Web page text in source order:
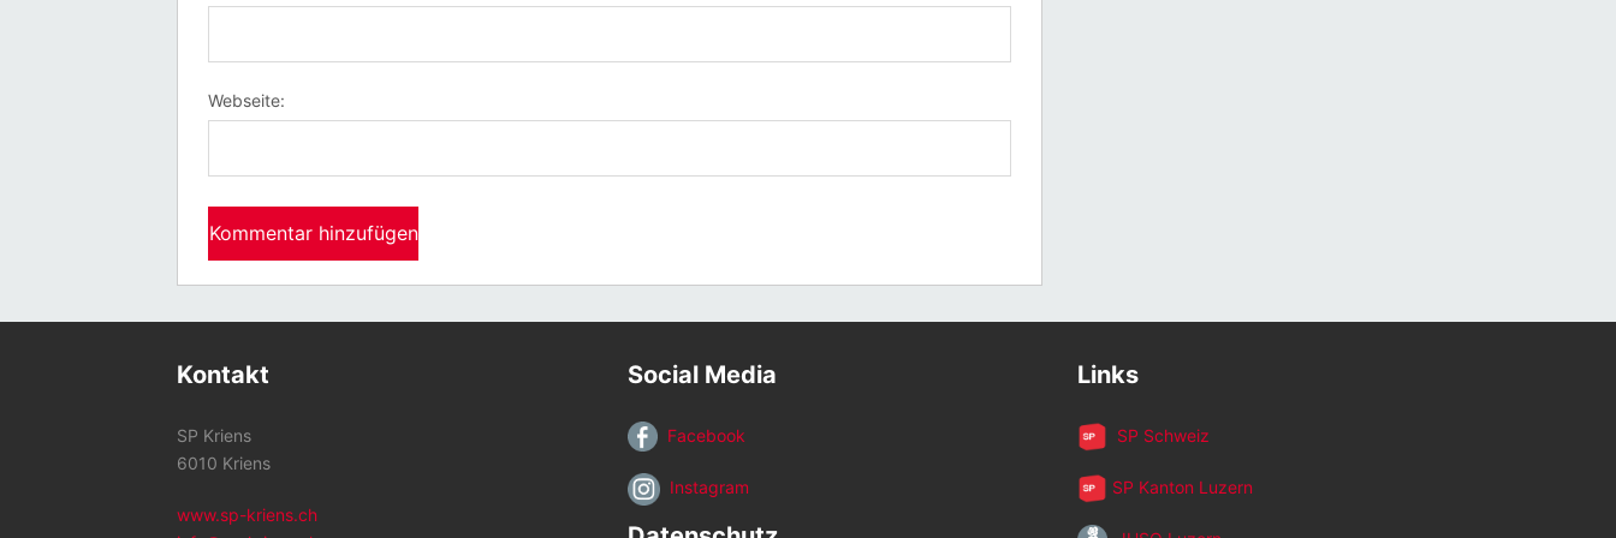
Webseite:
Kontakt
SP Kriens
6010 Kriens
www.sp-kriens.ch
Social Media
Facebook
Instagram
Links
SP Schweiz
SP Kanton Luzern